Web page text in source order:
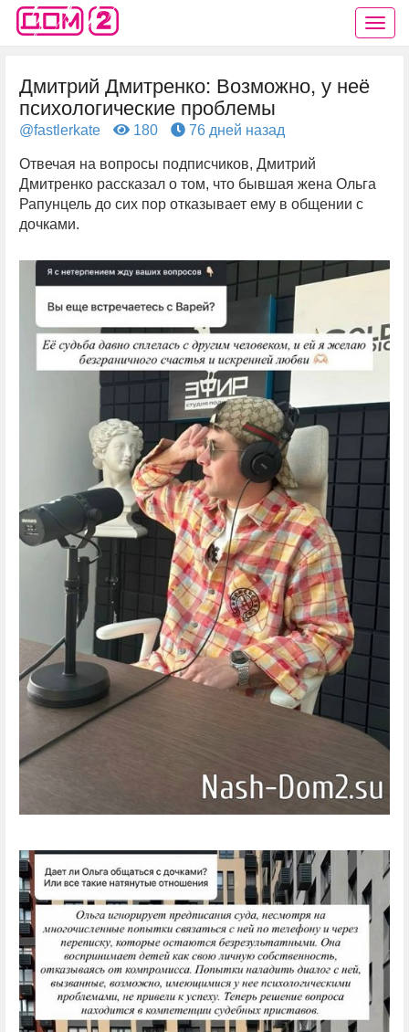
Дмитрий Дмитренко: Возможно, у неё
психологические проблемы
@fastlerkate 180 76 дней назад
Отвечая на вопросы подписчиков, Дмитрий
Дмитренко рассказал о том, что бывшая жена Ольга
Рапунцель до сих пор отказывает ему в общении с
дочками.